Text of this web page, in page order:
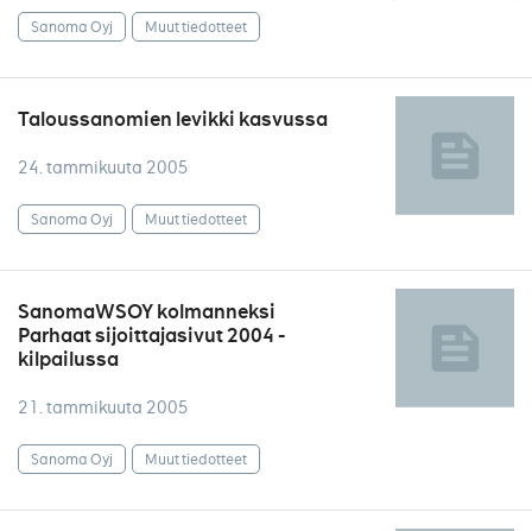
Sanoma Oyj Muut tiedotteet
Taloussanomien levikki kasvussa
24. tammikuuta 2005
Sanoma Oyj Muut tiedotteet
SanomaWSOY kolmanneksi
Parhaat sijoittajasivut 2004 -
kilpailussa
21. tammikuuta 2005
Sanoma Oyj Muut tiedotteet